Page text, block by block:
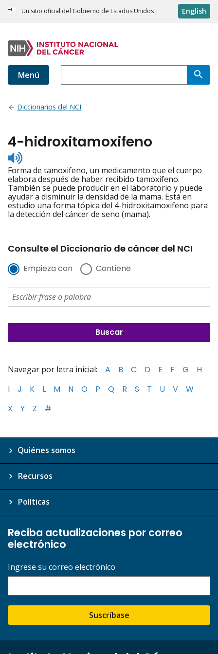
Un sitio oficial del Gobierno de Estados Unidos English
Menú
Diccionarios del NCI
4-hidroxitamoxifeno
Listen
to
pronunciation
Forma de tamoxifeno, un medicamento que el cuerpo
elabora después de haber recibido tamoxifeno.
También se puede producir en el laboratorio y puede
ayudar a disminuir la densidad de la mama. Está en
estudio una forma tópica del 4-hidroxitamoxifeno para
la detección del cáncer de seno (mama).
Consulte el Diccionario de cáncer del NCI
Empieza con Contiene
Navegar por letra inicial: A B C D E F G
H
I
J K L M N O P Q R S T U V
W
X
Y Z #
Quiénes somos
Recursos
Políticas
Reciba actualizaciones por correo
electrónico
Ingrese su correo electrónico
Suscríbase